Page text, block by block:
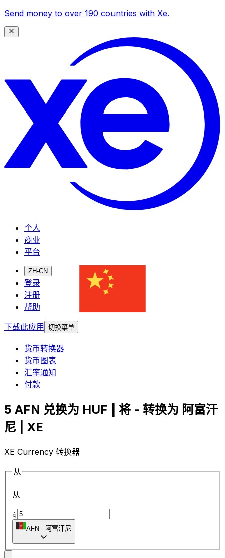
Send money to over 190 countries with Xe.
个人
商业
平台
ZH-CN
登录
注册
帮助
下载此应用
切换菜单
货币转换器
货币图表
汇率通知
付款
5 AFN 兑换为 HUF | 将 - 转换为 阿富汗
尼 | XE
XE Currency 转换器
从
从
؋
AFN - 阿富汗尼